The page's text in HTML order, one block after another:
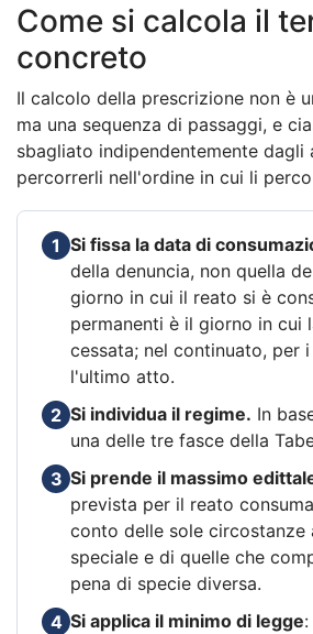
Come si calcola il
concreto
Il calcolo della prescrizione non è
ma una sequenza di passaggi, e
sbagliato indipendentemente dagli
percorrerli nell'ordine in cui li
1 Si fissa la data di
della denuncia, non quella
giorno in cui il reato si è
permanenti è il giorno in cui
cessata; nel continuato, per
l'ultimo atto.
2 Si individua il regime. In
una delle tre fasce della
3 Si prende il massimo
prevista per il reato
conto delle sole circostanze
speciale e di quelle che
pena di specie diversa.
4 Si applica il minimo di legge